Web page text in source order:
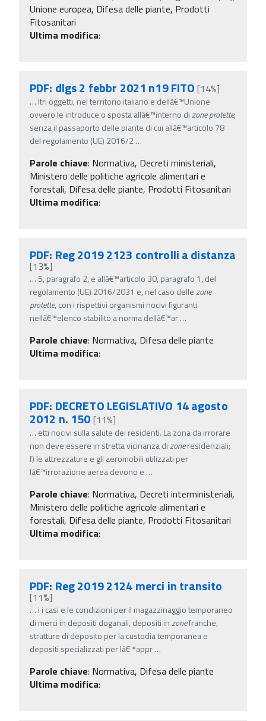
Unione europea, Difesa delle piante, Prodotti
Fitosanitari
Ultima modifica:
PDF: dlgs 2 febbr 2021 n19 FITO [14%]
… ltri oggetti, nel territorio italiano e dellâ€™Unione
ovvero le introduce o sposta allâ€™interno dizoneprotette,
senza il passaporto delle piante di cui allâ€™articolo 78
del regolamento (UE) 2016/2…
Parole chiave: Normativa, Decreti ministeriali,
Ministero delle politiche agricole alimentari e
forestali, Difesa delle piante, Prodotti Fitosanitari
Ultima modifica:
PDF: Reg 2019 2123 controlli a distanza
[13%]
…5, paragrafo 2, e allâ€™articolo 30, paragrafo 1, del
regolamento (UE) 2016/2031 e, nel caso dellezone
protette, con i rispettivi organismi nocivi figuranti
nellâ€™elenco stabilito a norma dellâ€™ar…
Parole chiave: Normativa, Difesa delle piante
Ultima modifica:
PDF: DECRETO LEGISLATIVO 14 agosto
2012 n. 150 [11%]
… etti nocivi sulla salute dei residenti. La zona da irrorare
non deve essere in stretta vicinanza dizoneresidenziali;
f) le attrezzature e gli aeromobili utilizzati per
lâ€™irrorazione aerea devono e …
Parole chiave: Normativa, Decreti interministeriali,
Ministero delle politiche agricole alimentari e
forestali, Difesa delle piante, Prodotti Fitosanitari
Ultima modifica:
PDF: Reg 2019 2124 merci in transito
[11%]
… i i casi e le condizioni per il magazzinaggio temporaneo
di merci in depositi doganali, depositi inzonefranche,
strutture di deposito per la custodia temporanea e
depositi specializzati per lâ€™appr…
Parole chiave: Normativa, Difesa delle piante
Ultima modifica: